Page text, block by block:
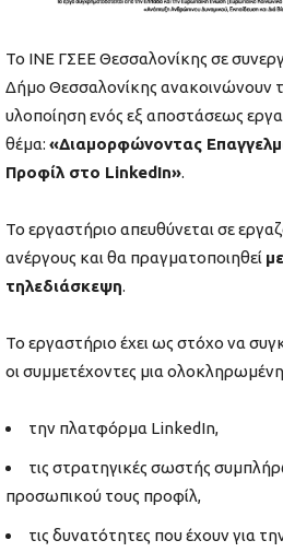
Το ΙΝΕ ΓΣΕΕ Θεσσαλονίκης σε
Δήμο Θεσσαλονίκης ανακοινώνουν
υλοποίηση ενός εξ αποστάσεως
θέμα: «Διαμορφώνοντας
Προφίλ στο LinkedIn».
Το εργαστήριο απευθύνεται σε
ανέργους και θα πραγματοποιηθεί με
τηλεδιάσκεψη.
Το εργαστήριο έχει ως στόχο να
οι συμμετέχοντες μια ολοκληρωμένη
την πλατφόρμα LinkedIn,
τις στρατηγικές σωστής
προσωπικού τους προφίλ,
τις δυνατότητες που έχουν για